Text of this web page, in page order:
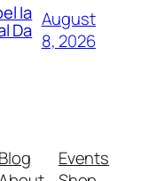
Ia
Da August
8, 2026
Blog
Events